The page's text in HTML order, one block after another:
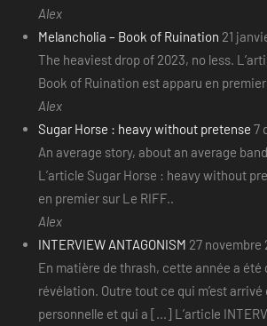
Alex
Melancholia – Book of Ruination 21
The heaviest drop of 2023, no less.
Book of Ruination est apparu en
Alex
Sugar Horse : heavy without pretense 7
An average story, about an average
L’article Sugar Horse : heavy without
en premier sur Le RIFF..
Alex
INTERVIEW ANTAGONISM 27 novembre
En matière de thrash, cette année a été
révélation. Outre tout ce qui m’est arrivé
personnelle et qui a [...] L’article